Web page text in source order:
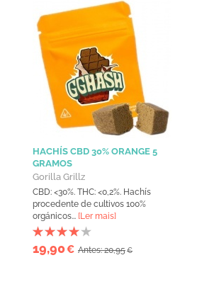
HACHÍS CBD 30% ORANGE 5
GRAMOS
Gorilla Grillz
CBD: <30%. THC: <0,2%. Hachís
procedente de cultivos 100%
orgánicos... [Ler mais]
19,90€ Antes: 20,95€